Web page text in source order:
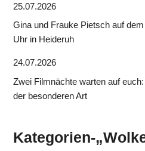
25.07.2026
Gina und Frauke Pietsch auf
Uhr in Heideruh
24.07.2026
Zwei Filmnächte warten auf
der besonderen Art
Kategorien-